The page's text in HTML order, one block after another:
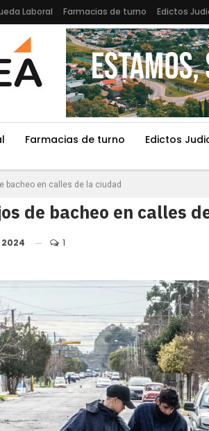
Laboral Farmacias de turno Edictos
Farmacias de turno Edictos
bacheo en calles de la ciudad
de bacheo en calles
1